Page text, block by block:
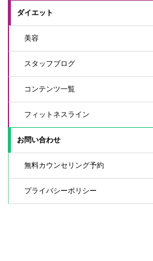
ダイエット
美容
スタッフブログ
コンテンツ一覧
フィットネスライン
お問い合わせ
無料カウンセリング予約
プライバシーポリシー